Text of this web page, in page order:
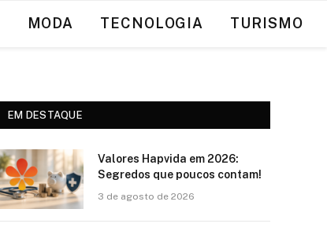
MODA TECNOLOGIA TURISMO
EM DESTAQUE
Valores Hapvida em 2026:
Segredos que poucos contam!
3 de agosto de 2026